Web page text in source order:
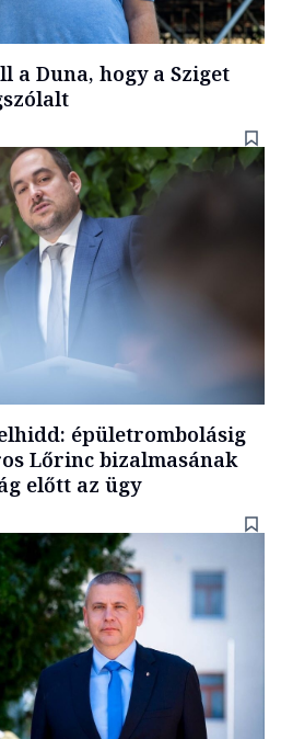
a Duna, hogy a Sziget
épületrombolásig
Lőrinc bizalmasának
előtt az ügy